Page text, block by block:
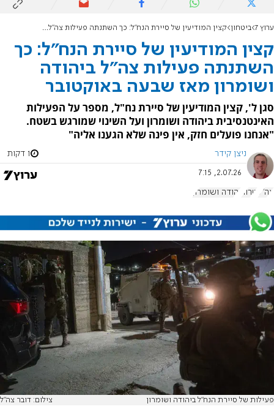
ערוץ 7 ביטחון קצין המודיעין של סיירת הנח"ל: כך השתנתה פעילות צה"ל ביהודה ושומרון מאז שבעה באוקטובר
קצין המודיעין של סיירת הנח"ל: כך
השתנתה פעילות צה"ל ביהודה
ושומרון מאז שבעה באוקטובר
סגן ל', קצין המודיעין של סיירת נח"ל, מספר על הפעילות
האינטנסיבית ביהודה ושומרון ועל השינוי שמורגש בשטח.
"אנחנו פועלים חזק, אין פינה שלא הגענו אליה"
ניצן קידר 1 דקות
2.07.26, 7:15
צה"ל טרור יהודה ושומרון
פעילות של סיירת הנח"ל ביהודה ושומרון צילום: דובר צה"ל